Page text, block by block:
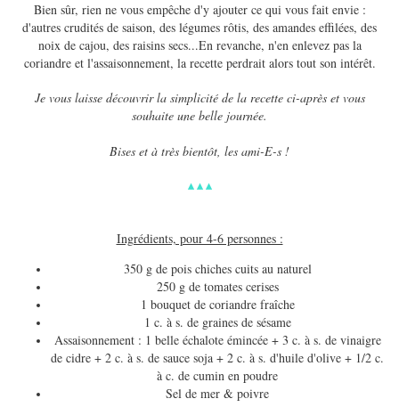
Bien sûr, rien ne vous empêche d'y ajouter ce qui vous fait envie :
d'autres crudités de saison, des légumes rôtis, des amandes effilées, des
noix de cajou, des raisins secs...En revanche, n'en enlevez pas la
coriandre et l'assaisonnement, la recette perdrait alors tout son intérêt.
Je vous laisse découvrir la simplicité de la recette ci-après et vous
souhaite une belle journée.
Bises et à très bientôt, les ami-E-s !
▴ ▴ ▴
Ingrédients, pour 4-6 personnes :
350 g de pois chiches cuits au naturel
250 g de tomates cerises
1 bouquet de coriandre fraîche
1 c. à s. de graines de sésame
Assaisonnement : 1 belle échalote émincée + 3 c. à s. de vinaigre
de cidre + 2 c. à s. de sauce soja + 2 c. à s. d'huile d'olive + 1/2 c.
à c. de cumin en poudre
Sel de mer & poivre